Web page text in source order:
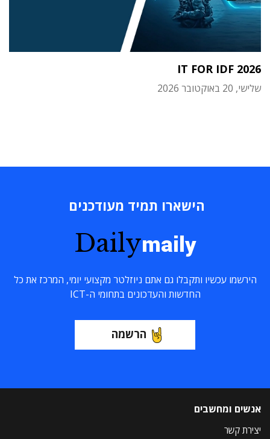
IT FOR IDF 2026
שלישי, 20 באוקטובר 2026
הישארו תמיד מעודכנים
Dailymaily
הירשמו עכשיו ותקבלו גם אתם ניוזלטר מקצועי יומי, המרכז את כל
החדשות והעדכונים בתחומי ה-ICT
הרשמה
אנשים ומחשבים
יצירת קשר